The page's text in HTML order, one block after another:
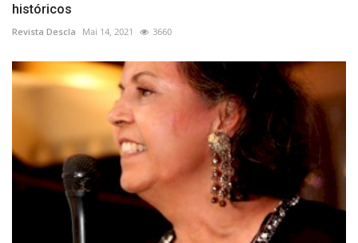
históricos
Revista Descla Mai 14, 2021 3660